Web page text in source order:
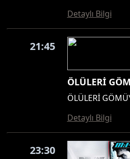
Detaylı Bilgi
21:45
ÖLÜLERİ
ÖLÜLERİ
Detaylı Bilgi
23:30